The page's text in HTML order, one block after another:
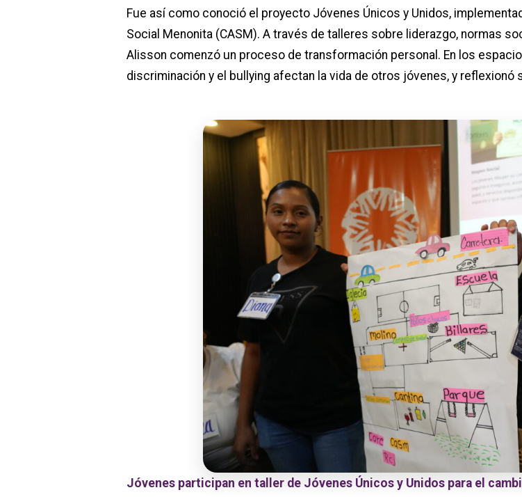
Fue así como conoció el proyecto Jóvenes Únicos y Unidos,
Social Menonita (CASM). A través de talleres sobre liderazgo, normas
Alisson comenzó un proceso de transformación personal. En los
discriminación y el bullying afectan la vida de otros jóvenes, y
Jóvenes participan en taller de Jóvenes Únicos y Unidos para el